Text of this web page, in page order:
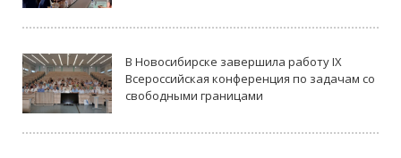
В Новосибирске завершила работу IX
Всероссийская конференция по задачам со
свободными границами